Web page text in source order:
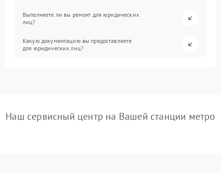
Выполняете ли вы ремонт для юридических
лиц?
Какую документацию вы предоставляете
для юридических лиц?
Наш сервисный центр на Вашей станции метро